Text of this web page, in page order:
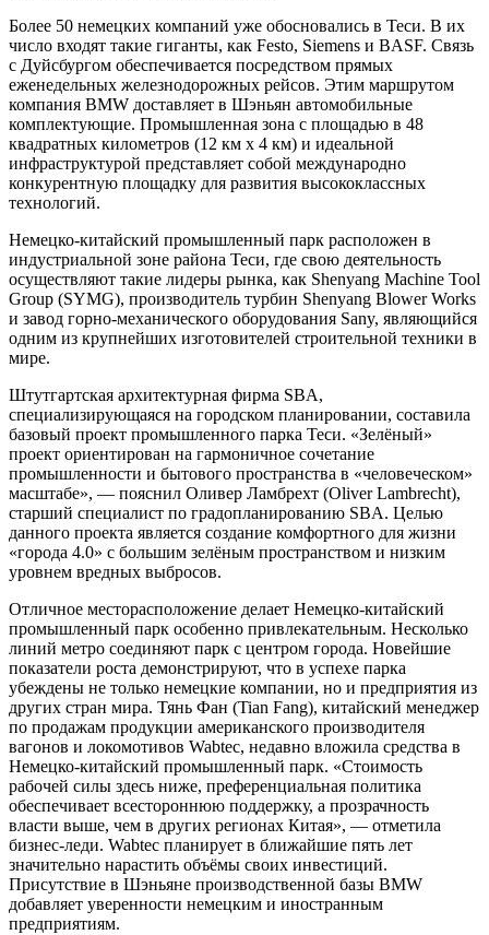
Более 50 немецких компаний уже обосновались в Теси. В их
число входят такие гиганты, как Festo, Siemens и BASF. Связь
с Дуйсбургом обеспечивается посредством прямых
еженедельных железнодорожных рейсов. Этим маршрутом
компания BMW доставляет в Шэньян автомобильные
комплектующие. Промышленная зона с площадью в 48
квадратных километров (12 км х 4 км) и идеальной
инфраструктурой представляет собой международно
конкурентную площадку для развития высококлассных
технологий.
Немецко-китайский промышленный парк расположен в
индустриальной зоне района Теси, где свою деятельность
осуществляют такие лидеры рынка, как Shenyang Machine Tool
Group (SYMG), производитель турбин Shenyang Blower Works
и завод горно-механического оборудования Sany, являющийся
одним из крупнейших изготовителей строительной техники в
мире.
Штутгартская архитектурная фирма SBA,
специализирующаяся на городском планировании, составила
базовый проект промышленного парка Теси. «Зелёный»
проект ориентирован на гармоничное сочетание
промышленности и бытового пространства в «человеческом»
масштабе», — пояснил Оливер Ламбрехт (Oliver Lambrecht),
старший специалист по градопланированию SBA. Целью
данного проекта является создание комфортного для жизни
«города 4.0» с большим зелёным пространством и низким
уровнем вредных выбросов.
Отличное месторасположение делает Немецко-китайский
промышленный парк особенно привлекательным. Несколько
линий метро соединяют парк с центром города. Новейшие
показатели роста демонстрируют, что в успехе парка
убеждены не только немецкие компании, но и предприятия из
других стран мира. Тянь Фан (Tian Fang), китайский менеджер
по продажам продукции американского производителя
вагонов и локомотивов Wabtec, недавно вложила средства в
Немецко-китайский промышленный парк. «Стоимость
рабочей силы здесь ниже, преференциальная политика
обеспечивает всестороннюю поддержку, а прозрачность
власти выше, чем в других регионах Китая», — отметила
бизнес-леди. Wabtec планирует в ближайшие пять лет
значительно нарастить объёмы своих инвестиций.
Присутствие в Шэньяне производственной базы BMW
добавляет уверенности немецким и иностранным
предприятиям.